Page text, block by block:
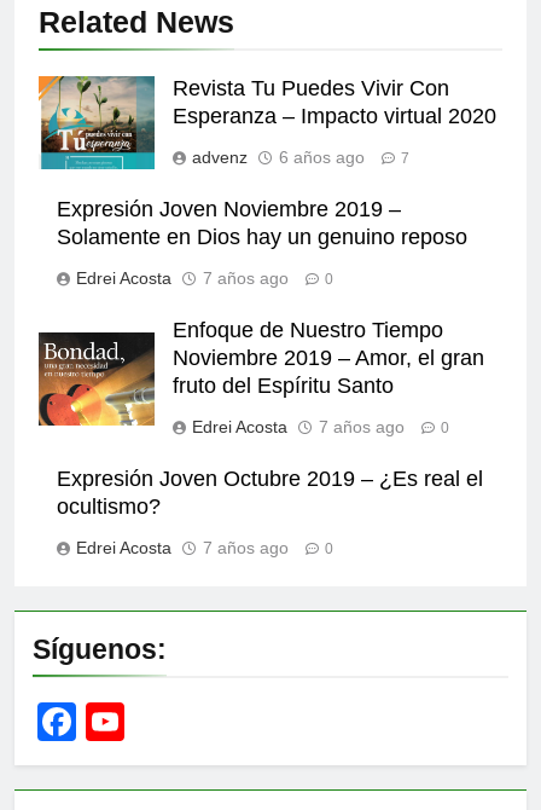
Related News
Revista Tu Puedes Vivir Con
Esperanza – Impacto virtual 2020
advenz 6 años ago 7
Expresión Joven Noviembre 2019 –
Solamente en Dios hay un genuino reposo
Edrei Acosta 7 años ago 0
Enfoque de Nuestro Tiempo
Noviembre 2019 – Amor, el gran
fruto del Espíritu Santo
Edrei Acosta 7 años ago 0
Expresión Joven Octubre 2019 – ¿Es real el
ocultismo?
Edrei Acosta 7 años ago 0
Síguenos:
Facebook
Channel